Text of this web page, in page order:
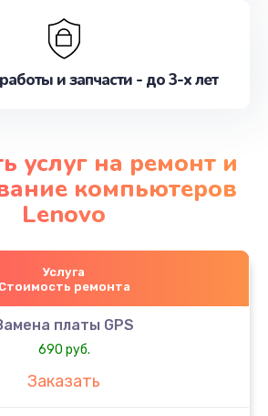
и запчасти - до 3-х лет
услуг на ремонт и
компьютеров
Lenovo
Услуга
Стоимость ремонта
платы GPS
690 руб.
Заказать